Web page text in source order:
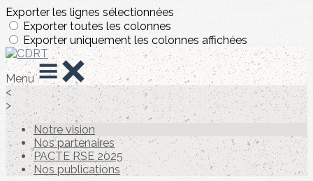
Exporter les lignes sélectionnées
Exporter toutes les colonnes
Exporter uniquement les colonnes affichées
Menu
<
>
Notre vision
Nos partenaires
PACTE RSE 2025
Nos publications